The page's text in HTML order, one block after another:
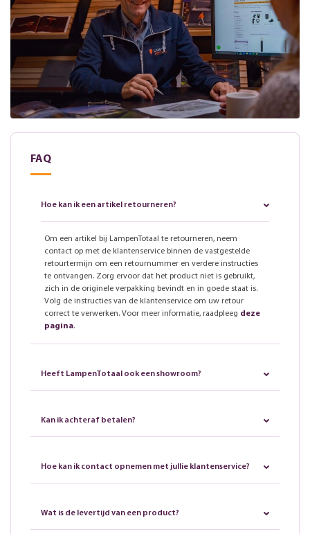
FAQ
Hoe kan ik een artikel retourneren?
Om een artikel bij LampenTotaal te retourneren, neem
contact op met de klantenservice binnen de vastgestelde
retourtermijn om een retournummer en verdere instructies
te ontvangen. Zorg ervoor dat het product niet is gebruikt,
zich in de originele verpakking bevindt en in goede staat is.
Volg de instructies van de klantenservice om uw retour
correct te verwerken. Voor meer informatie, raadpleeg deze
pagina.
Heeft LampenTotaal ook een showroom?
Kan ik achteraf betalen?
Hoe kan ik contact opnemen met jullie klantenservice?
Wat is de levertijd van een product?